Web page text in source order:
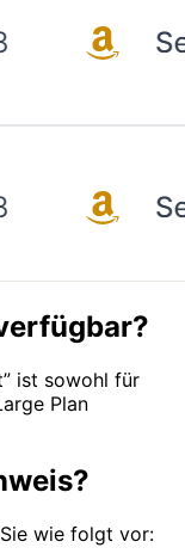
ist sowohl für
Plan
wie folgt vor: